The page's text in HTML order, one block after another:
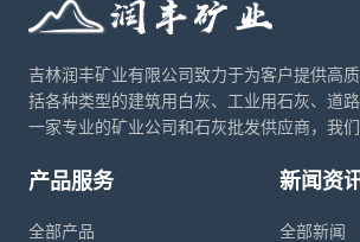
吉林润丰矿业有限公司致力于为客户提供高
括各种类型的建筑用白灰、工业用石灰、道
一家专业的矿业公司和石灰批发供应商，我
产品服务
全部产品
新闻资
全部新闻